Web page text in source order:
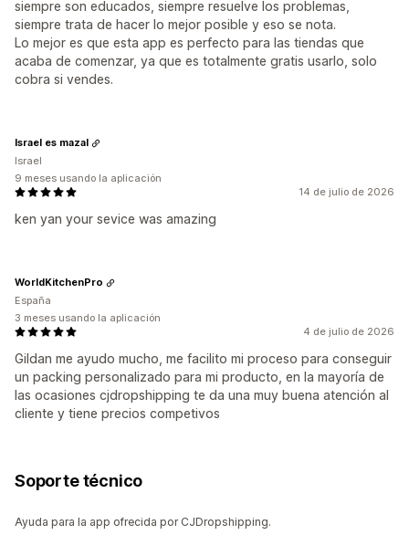
siempre son educados, siempre resuelve los problemas,
siempre trata de hacer lo mejor posible y eso se nota.
Lo mejor es que esta app es perfecto para las tiendas que
acaba de comenzar, ya que es totalmente gratis usarlo, solo
cobra si vendes.
14 de julio de 2026
ken yan your sevice was amazing
Israel es mazal
Israel
9 meses usando la aplicación
4 de julio de 2026
Gildan me ayudo mucho, me facilito mi proceso para conseguir
un packing personalizado para mi producto, en la mayoría de
las ocasiones cjdropshipping te da una muy buena atención al
cliente y tiene precios competivos
WorldKitchenPro
España
3 meses usando la aplicación
Soporte técnico
Ayuda para la app ofrecida por CJDropshipping.